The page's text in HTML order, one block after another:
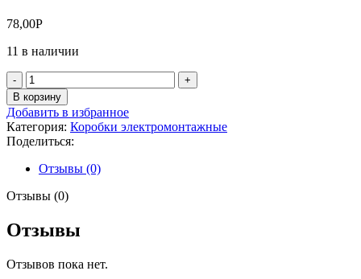
78,00Р
11 в наличии
Количество
товара
Коробка
монтажн.Неgel
КР2602-
И
85*40мм
В корзину
Добавить в избранное
Категория: Коробки электромонтажные
Поделиться:
Отзывы (0)
Отзывы (0)
Отзывы
Отзывов пока нет.